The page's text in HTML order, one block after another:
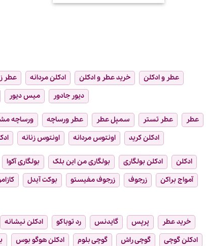
بود. است.
عطر و ادکلن خرید عطر و ادکلن ادکلن مردانه عطر
دیور جادور
میس دیور
عطر عطر تستر سمپل عطر عطر ورساچه ورساچه
ادکلن کرید
اونتوس مردانه اونتوس زنانه
ادکلن ادکلن بولگاری بولگاری من این بلک بولگاری آکوا
آمواج براکن
زرجوف زرجوف مفیستو بوکت آیدل
خرید عطر پرپس گایدنس رد توباکو ادکلن نیشانه
ادکلن گوچی
گوچی راش گوچی بلوم ادکلن هوگو بوس